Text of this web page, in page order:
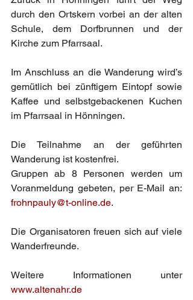
durch den Ortskern vorbei an der alten
Schule, dem Dorfbrunnen und der
Kirche zum Pfarrsaal.
Im Anschluss an die Wanderung wird’s
gemütlich bei zünftigem Eintopf sowie
Kaffee und selbstgebackenen Kuchen
im Pfarrsaal in Hönningen.
Die Teilnahme an der geführten
Wanderung ist kostenfrei.
Gruppen ab 8 Personen werden um
frohnpauly@t-online.de.
Die Organisatoren freuen sich auf viele
Wanderfreunde.
Weitere Informationen unter
www.altenahr.de